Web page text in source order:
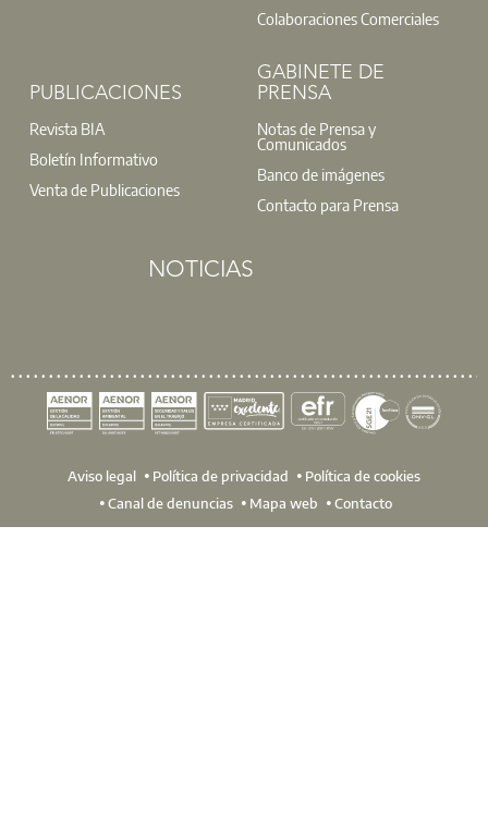
Colaboraciones Comerciales
PUBLICACIONES
Revista BIA
Boletín Informativo
Venta de Publicaciones
GABINETE DE
PRENSA
Notas de Prensa y
Comunicados
Banco de imágenes
Contacto para Prensa
NOTICIAS
Aviso legal Política de privacidad
Política de cookies
Canal de denuncias
Mapa web Contacto